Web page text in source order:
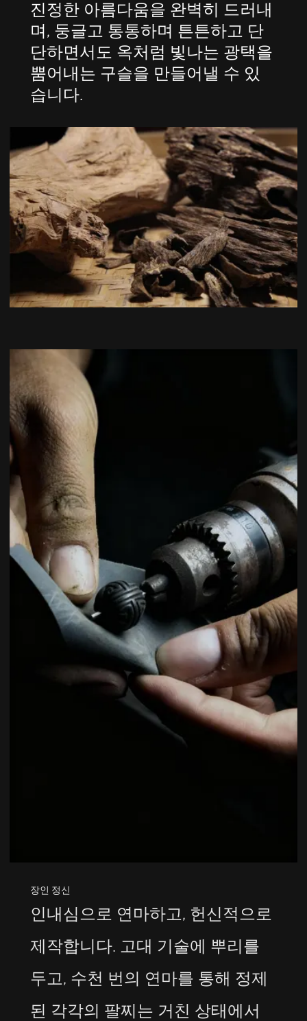
진정한 아름다움을 완벽히 드러내
며, 둥글고 통통하며 튼튼하고 단
단하면서도 옥처럼 빛나는 광택을
뿜어내는 구슬을 만들어낼 수 있
습니다.
장인 정신
인내심으로 연마하고, 헌신적으로
제작합니다. 고대 기술에 뿌리를
두고, 수천 번의 연마를 통해 정제
된 각각의 팔찌는 거친 상태에서